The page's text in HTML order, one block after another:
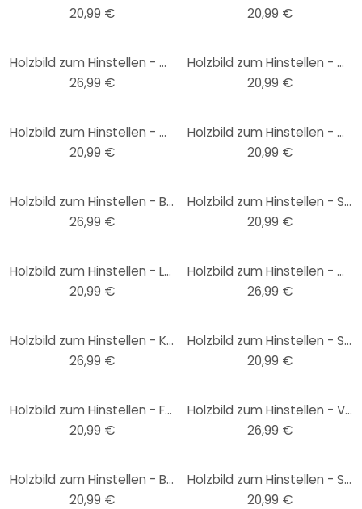
20,99 €
20,99 €
Holzbild zum Hinstellen - Graves - Snuggle Pug - 15x15 cm
26,99 €
Holzbild zum Hinstellen - Moon Phases - 15x15 cm
20,99 €
Holzbild zum Hinstellen - Dreams come true - 15x15 cm
20,99 €
Holzbild zum Hinstellen - My Love - 15x15 cm
20,99 €
Holzbild zum Hinstellen - Buttafly - Kolibri - 15x15 cm
26,99 €
Holzbild zum Hinstellen - Skyline Berlin Outline - 15x15 cm
20,99 €
Holzbild zum Hinstellen - Love balloon - 15x15 cm
20,99 €
Holzbild zum Hinstellen - Confetti & Cream - Amazing things will happen - 15x15 cm
26,99 €
Holzbild zum Hinstellen - Kvilis - Huch, nur verrückte hier, komm Einhorn wir gehen - 15x15 cm
26,99 €
Holzbild zum Hinstellen - Skyline Rotterdam Outline - 15x15 cm
20,99 €
Holzbild zum Hinstellen - Feel the magic - 15x15 cm
20,99 €
Holzbild zum Hinstellen - Vögel vor der pfirsichfarbenen Sonne - Kubistika - 15x15 cm
26,99 €
Holzbild zum Hinstellen - Barcode Love - 15x15 cm
20,99 €
Holzbild zum Hinstellen - Skyline Paris Outline - 15x15 cm
20,99 €